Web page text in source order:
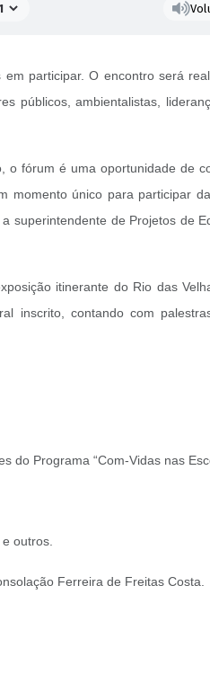
participar. O encontro será
públicos, ambientalistas,
fórum é uma oportunidade de
momento único para participar
de Projetos de
itinerante do Rio das
inscrito, contando com
do Programa “Com-Vidas nas
outros.
Ferreira de Freitas Costa.